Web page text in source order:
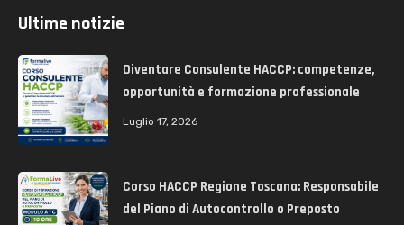
Ultime notizie
Diventare Consulente HACCP: competenze,
opportunità e formazione professionale
Luglio 17, 2026
Corso HACCP Regione Toscana: Responsabile
del Piano di Autocontrollo o Preposto